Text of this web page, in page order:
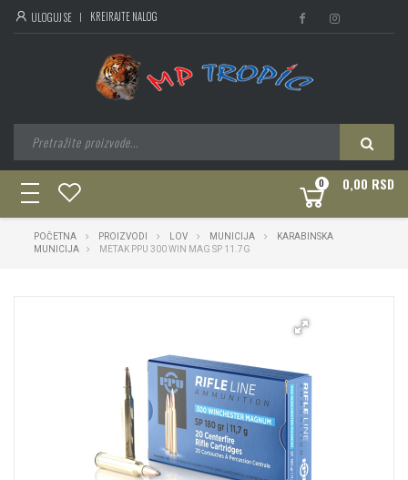
ULOGUJ SE KREIRAJTE NALOG
toggle
navigation
0 0,00 RSD
POČETNA PROIZVODI LOV MUNICIJA
KARABINSKA
MUNICIJA
METAK PPU 300 WIN MAG SP 11.7G